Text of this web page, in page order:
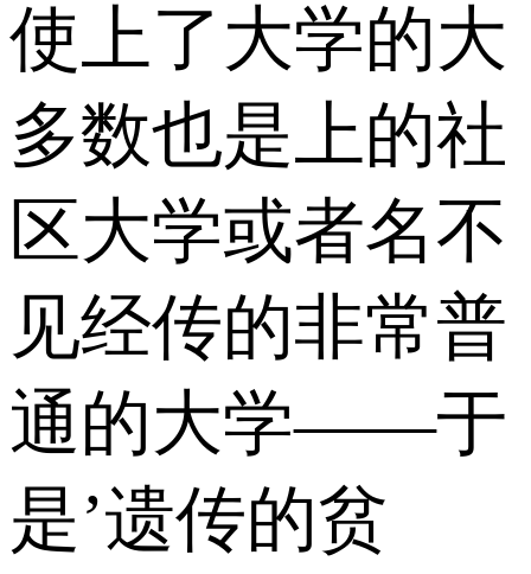
使上了大学的大
多数也是上的社
区大学或者名不
见经传的非常普
通的大学——于
是’遗传的贫